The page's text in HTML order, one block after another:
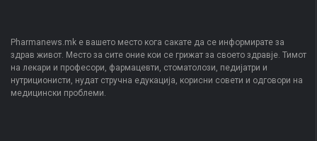
Pharmanews.mk е вашето место кога сакате да се информирате за
здрав живот. Место за сите оние кои се грижат за своето здравје. Тимот
на лекари и професори, фармацевти, стоматолози, педијатри и
нутриционисти, нудат стручна едукација, корисни совети и одговори на
медицински проблеми.